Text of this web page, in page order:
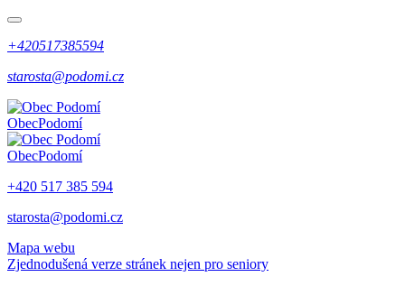
+420517385594
starosta@podomi.cz
ObecPodomí
ObecPodomí
+420 517 385 594
starosta@podomi.cz
Mapa webu
Zjednodušená verze stránek nejen pro seniory